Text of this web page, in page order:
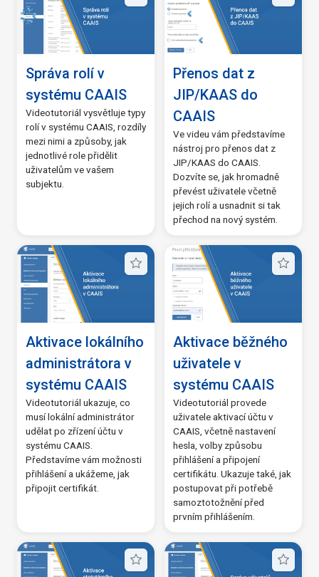
Správa rolí v
systému CAAIS
Videotutoriál vysvětluje typy
rolí v systému CAAIS, rozdíly
mezi nimi a způsoby, jak
jednotlivé role přidělit
uživatelům ve vašem
subjektu.
Přenos dat z
JIP/KAAS do
CAAIS
Ve videu vám představíme
nástroj pro přenos dat z
JIP/KAAS do CAAIS.
Dozvíte se, jak hromadně
převést uživatele včetně
jejich rolí a usnadnit si tak
přechod na nový systém.
Aktivace lokálního
administrátora v
systému CAAIS
Videotutoriál ukazuje, co
musí lokální administrátor
udělat po zřízení účtu v
systému CAAIS.
Představíme vám možnosti
přihlášení a ukážeme, jak
připojit certifikát.
Aktivace běžného
uživatele v
systému CAAIS
Videotutoriál provede
uživatele aktivací účtu v
CAAIS, včetně nastavení
hesla, volby způsobu
přihlášení a připojení
certifikátu. Ukazuje také, jak
postupovat při potřebě
samoztotožnění před
prvním přihlášením.